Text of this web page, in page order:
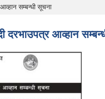
सम्बन्धी सूचना
दरभाउपत्र आव्हान